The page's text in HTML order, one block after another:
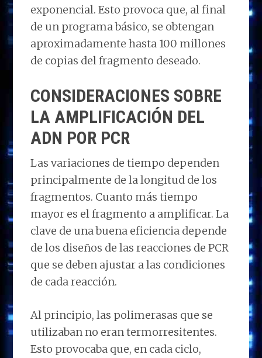
exponencial. Esto provoca que, al final
de un programa básico, se obtengan
aproximadamente hasta 100 millones
de copias del fragmento deseado.
CONSIDERACIONES SOBRE
LA AMPLIFICACIÓN DEL
ADN POR PCR
Las variaciones de tiempo dependen
principalmente de la longitud de los
fragmentos. Cuanto más tiempo
mayor es el fragmento a amplificar. La
clave de una buena eficiencia depende
de los diseños de las reacciones de PCR
que se deben ajustar a las condiciones
de cada reacción.
Al principio, las polimerasas que se
utilizaban no eran termorresitentes.
Esto provocaba que, en cada ciclo,